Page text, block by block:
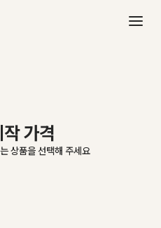
가격
상품을 선택해 주세요